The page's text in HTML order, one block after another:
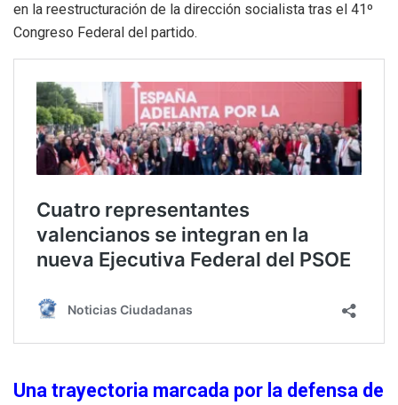
en la reestructuración de la dirección socialista tras el 41º
Congreso Federal del partido.
Una trayectoria marcada por la defensa de